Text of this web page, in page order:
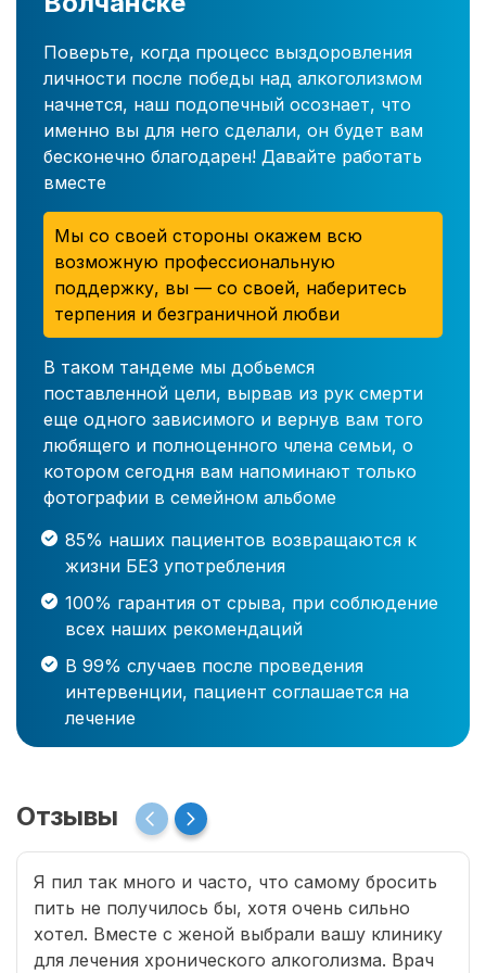
Поверьте, когда процесс выздоровления
личности после победы над алкоголизмом
начнется, наш подопечный осознает, что
именно вы для него сделали, он будет вам
бесконечно благодарен! Давайте работать
вместе
Мы со своей стороны окажем всю
возможную профессиональную
поддержку, вы — со своей, наберитесь
терпения и безграничной любви
В таком тандеме мы добьемся
поставленной цели, вырвав из рук смерти
еще одного зависимого и вернув вам того
любящего и полноценного члена семьи, о
котором сегодня вам напоминают только
фотографии в семейном альбоме
85% наших пациентов возвращаются к
жизни БЕЗ употребления
100% гарантия от срыва, при соблюдение
всех наших рекомендаций
В 99% случаев после проведения
интервенции, пациент соглашается на
лечение
Отзывы
Я пил так много и часто, что самому бросить
пить не получилось бы, хотя очень сильно
хотел. Вместе с женой выбрали вашу клинику
для лечения хронического алкоголизма. Врач